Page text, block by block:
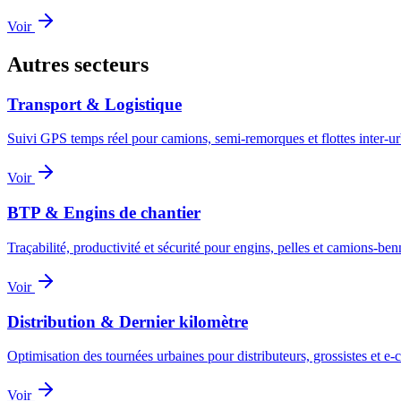
Voir
Autres secteurs
Transport & Logistique
Suivi GPS temps réel pour camions, semi-remorques et flottes inter-
Voir
BTP & Engins de chantier
Traçabilité, productivité et sécurité pour engins, pelles et camions-
Voir
Distribution & Dernier kilomètre
Optimisation des tournées urbaines pour distributeurs, grossistes et e-
Voir